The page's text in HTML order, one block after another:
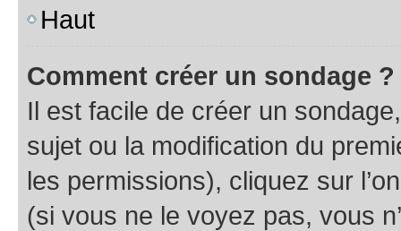
Haut
Comment créer un sondage ?
Il est facile de créer un
sujet ou la modification du
les permissions), cliquez sur
(si vous ne le voyez pas, vous